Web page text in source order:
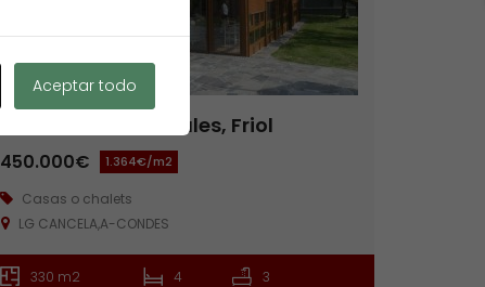
2 chalets individuales, Friol
450.000€ 1.364€/m2
Casas o chalets
LG CANCELA,A-CONDES
330 m2 4 3
Aceptar todo